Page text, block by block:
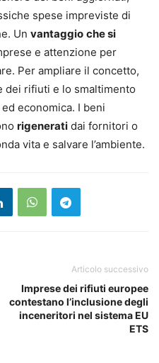
spese impreviste di
Un vantaggio che si
e attenzione per
Per ampliare il concetto,
dei rifiuti e lo smaltimento
economica. I beni
rigenerati dai fornitori o
vita e salvare l’ambiente.
Articolo successivo
Imprese dei rifiuti europee
contestano l’inclusione degli
inceneritori nel sistema EU
ETS